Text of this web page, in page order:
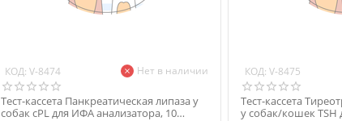
КОД: V-8474 Нет в наличии
Тест-кассета Панкреатическая липаза у
собак cPL для ИФА анализатора, 10
КОД: V-8475
Тест-кассета
у собак/кошек